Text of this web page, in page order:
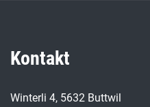
Kontakt
Winterli 4, 5632 Buttwil